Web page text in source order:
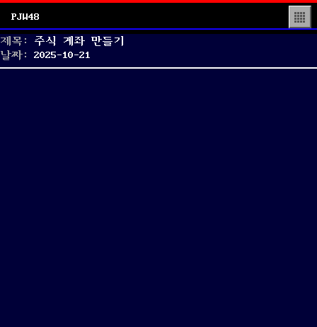
PJW48 ▒
제목:
주식 계좌 만들기
날짜:
Posted
on
2025-10-21